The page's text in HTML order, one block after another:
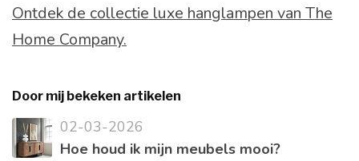
Ontdek de collectie luxe hanglampen van The
Home Company.
Door mij bekeken artikelen
02-03-2026
Hoe houd ik mijn meubels mooi?